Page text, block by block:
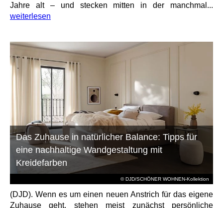
Jahre alt – und stecken mitten in der manchmal...
weiterlesen
© DJD/SCHÖNER WOHNEN-Kollektion
Das Zuhause in natürlicher Balance: Tipps für
eine nachhaltige Wandgestaltung mit
Kreidefarben
(DJD). Wenn es um einen neuen Anstrich für das eigene
Zuhause geht, stehen meist zunächst persönliche